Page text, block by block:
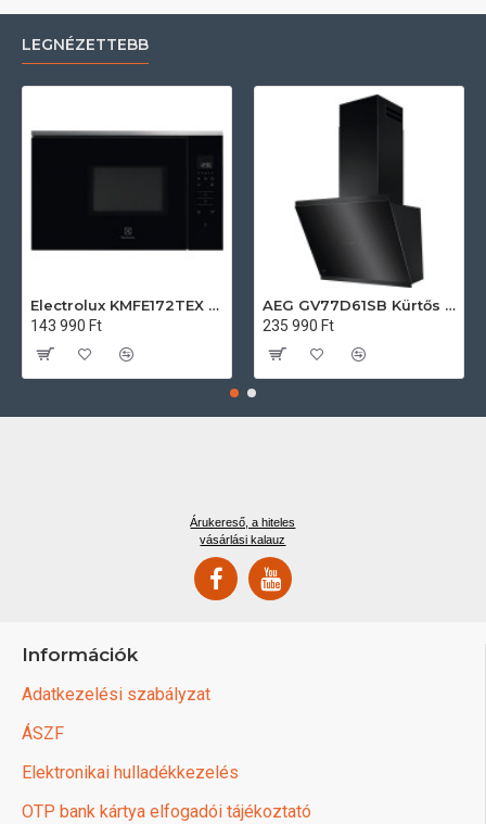
LEGNÉZETTEBB
Electrolux KMFE172TEX Felsőszekrénybe építhető mikrohullámú sütő
143 990 Ft
AEG GV77D61SB Kürtős páraelszívó
235 990 Ft
Árukereső, a hiteles
vásárlási kalauz
Információk
Adatkezelési szabályzat
ÁSZF
Elektronikai hulladékkezelés
OTP bank kártya elfogadói tájékoztató